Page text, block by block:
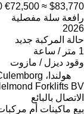
€72,500 ≈ $83,770
رافعة سلة مفصلية
2026
حالة المركبة جديد
1 متر / ساعة
وقود ديزل / مازوت
هولندا، Culemborg
Forklifts BV
الاتصال بالبائع
بيع ماكينات أم